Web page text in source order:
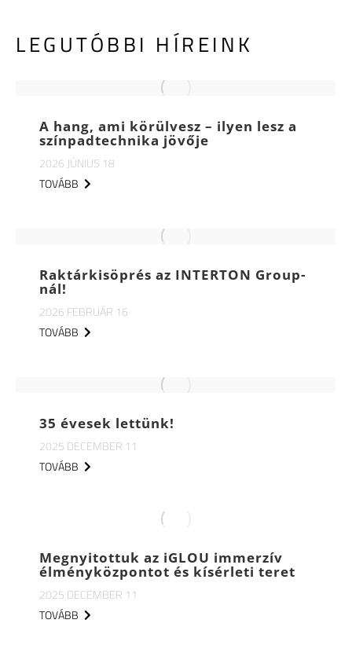
LEGUTÓBBI HÍREINK
A hang, ami körülvesz – ilyen lesz a
színpadtechnika jövője
2026 JÚNIUS 18
TOVÁBB
Raktárkisöprés az INTERTON Group-
nál!
2026 FEBRUÁR 16
TOVÁBB
35 évesek lettünk!
2025 DECEMBER 11
TOVÁBB
Megnyitottuk az iGLOU immerzív
élményközpontot és kísérleti teret
2025 DECEMBER 11
TOVÁBB